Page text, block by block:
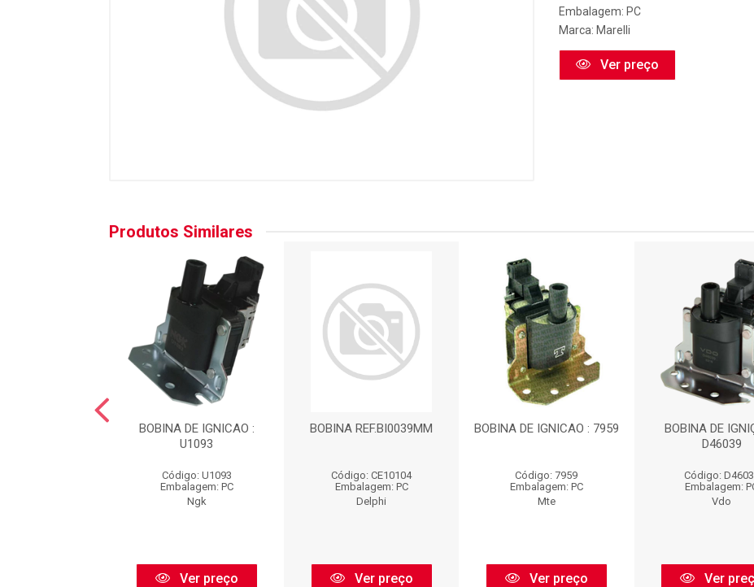
Embalagem: PC
Marca: Marelli
Ver preço
Produtos Similares
BOBINA DE IGNICAO :
U1093
Código: U1093
Embalagem: PC
Ngk
Ver preço
BOBINA REF.BI0039MM
Código: CE10104
Embalagem: PC
Delphi
Ver preço
BOBINA DE IGNICAO : 7959
Código: 7959
Embalagem: PC
Mte
Ver preço
BOBINA DE
D46039
Código:
Embalagem:
Vdo
Ver